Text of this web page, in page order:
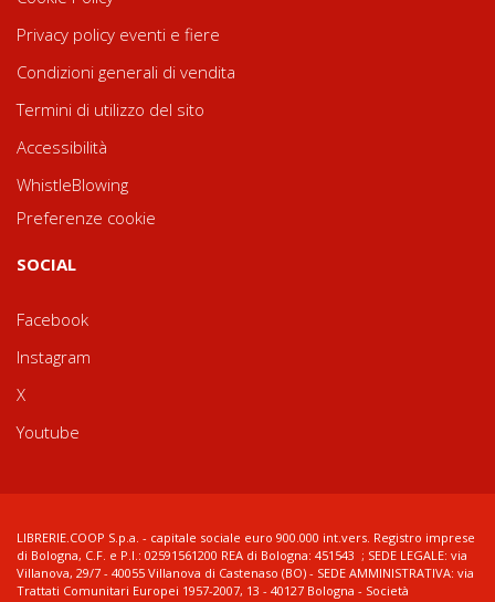
Privacy policy eventi e fiere
Condizioni generali di vendita
Termini di utilizzo del sito
Accessibilità
WhistleBlowing
Preferenze cookie
SOCIAL
Facebook
Instagram
X
Youtube
LIBRERIE.COOP S.p.a. - capitale sociale euro 900.000 int.vers. Registro imprese
di Bologna, C.F. e P.I.: 02591561200 REA di Bologna: 451543 ; SEDE LEGALE: via
Villanova, 29/7 - 40055 Villanova di Castenaso (BO) - SEDE AMMINISTRATIVA: via
Trattati Comunitari Europei 1957-2007, 13 - 40127 Bologna - Società